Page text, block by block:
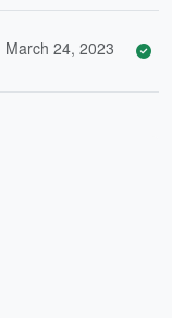
March 24, 2023